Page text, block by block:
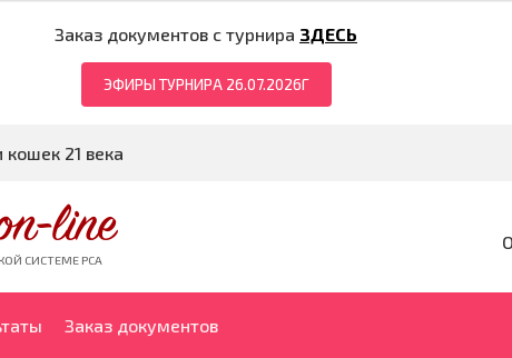
Заказ документов с турнира ЗДЕСЬ
ЭФИРЫ ТУРНИРА 26.07.2026Г
21 века
line
СИСТЕМЕ PCA
Заказ документов